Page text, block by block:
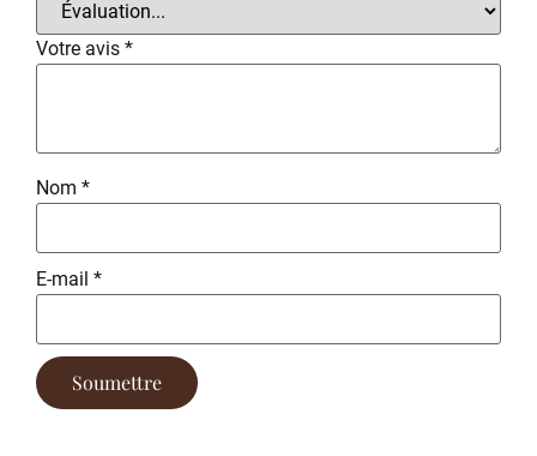
Votre avis *
Nom *
E-mail *